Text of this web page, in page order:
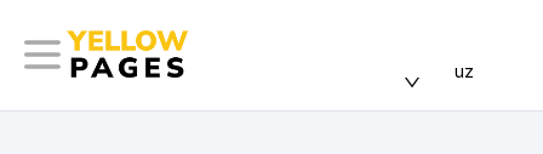
uz